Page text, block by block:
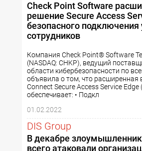
Check Point Software
решение Secure Access
безопасного
сотрудников
Компания Check Point® Software
(NASDAQ: CHKP), ведущий
области кибербезопасности по
объявила о том, что расширенная
Connect Secure Access Service Edge
обеспечивает: • Подкл
01.02.2022
DIS Group
В декабре
всего атаковали